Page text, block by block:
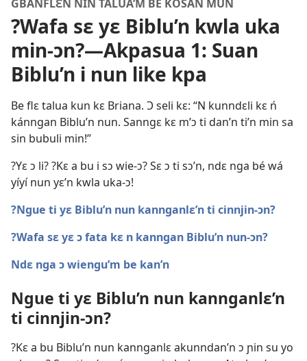
GBANFLƐN NIN TALUA’M BE KOSAN MUN
?Wafa sɛ yɛ Biblu’n kwla uka
min-ɔn?—Akpasua 1: Suan
Biblu’n i nun like kpa
Be flɛ talua kun kɛ Briana. Ɔ seli kɛ: “N kunndɛli kɛ ń
kánngan Biblu’n nun. Sanngɛ kɛ m’ɔ ti dan’n ti’n min sa
sin bubuli min!”
?Yɛ ɔ li? ?Kɛ a bu i sɔ wie-ɔ? Sɛ ɔ ti sɔ’n, ndɛ nga bé wá
yíyí nun yɛ’n kwla uka-ɔ!
?Ngue ti yɛ Biblu’n nun kannganlɛ’n ti cinnjin-ɔn?
?Wafa sɛ yɛ ɔ fata kɛ n kanngan Biblu’n nun-ɔn?
Ndɛ nga ɔ wiengu’m be kan’n
Ngue ti yɛ Biblu’n nun kannganlɛ’n
ti cinnjin-ɔn?
?Kɛ a bu Biblu’n nun kannganlɛ akunndan’n ɔ ɲin su yo